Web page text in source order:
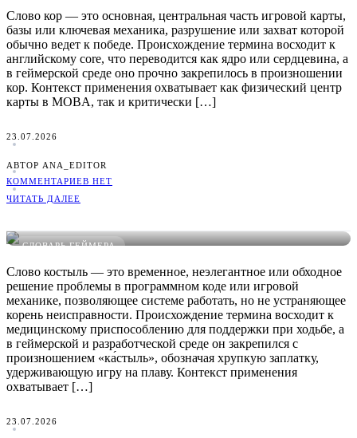
Слово кор — это основная, центральная часть игровой карты,
базы или ключевая механика, разрушение или захват которой
обычно ведет к победе. Происхождение термина восходит к
английскому core, что переводится как ядро или сердцевина, а
в геймерской среде оно прочно закрепилось в произношении
кор. Контекст применения охватывает как физический центр
карты в MOBA, так и критически […]
23.07.2026
АВТОР ANA_EDITOR
КОММЕНТАРИЕВ НЕТ
ЧИТАТЬ ДАЛЕЕ
СЛОВАРЬ ГЕЙМЕРА
Слово костыль — это временное, неэлегантное или обходное
решение проблемы в программном коде или игровой
механике, позволяющее системе работать, но не устраняющее
корень неисправности. Происхождение термина восходит к
медицинскому приспособлению для поддержки при ходьбе, а
в геймерской и разработческой среде он закрепился с
произношением «ка́стыль», обозначая хрупкую заплатку,
удерживающую игру на плаву. Контекст применения
охватывает […]
23.07.2026